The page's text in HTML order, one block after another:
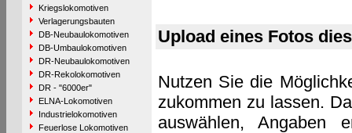
Kriegslokomotiven
Verlagerungsbauten
DB-Neubaulokomotiven
DB-Umbaulokomotiven
DR-Neubaulokomotiven
DR-Rekolokomotiven
DR - "6000er"
ELNA-Lokomotiven
Industrielokomotiven
Feuerlose Lokomotiven
Upload eines Fotos
Nutzen Sie die
zukommen zu lassen.
auswählen, Angaben